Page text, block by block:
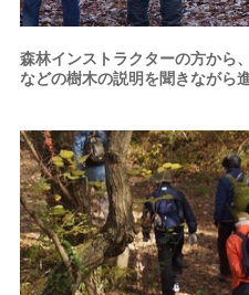
森林インストラクターの方から
などの樹木の説明を聞きながら